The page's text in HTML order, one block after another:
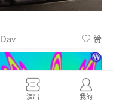
Dav 赞
演出 我的